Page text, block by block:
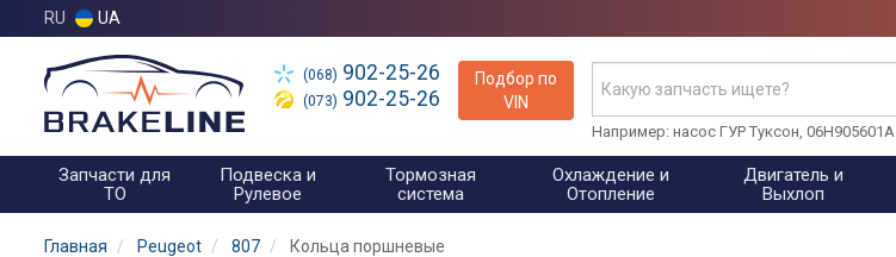
RU UA
(068) 902-25-26
(073) 902-25-26
Подбор по
VIN
Например: насос ГУР Туксон, 06H905601A
Запчасти для
ТО
Подвеска и
Рулевое
Тормозная
система
Охлаждение и
Отопление
Двигатель и
Выхлоп
Главная Peugeot 807 Кольца поршневые